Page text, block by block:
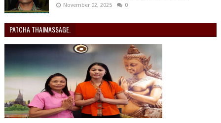
November 02, 2025 0
PATCHA THAIMASSAGE.